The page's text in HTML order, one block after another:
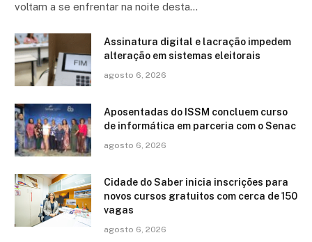
voltam a se enfrentar na noite desta…
Assinatura digital e lacração impedem
alteração em sistemas eleitorais
agosto 6, 2026
Aposentadas do ISSM concluem curso
de informática em parceria com o Senac
agosto 6, 2026
Cidade do Saber inicia inscrições para
novos cursos gratuitos com cerca de 150
vagas
agosto 6, 2026